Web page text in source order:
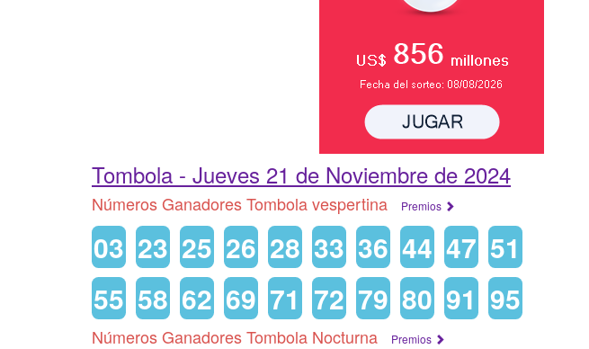
Tombola - Jueves 21 de Noviembre de 2024
Números Ganadores Tombola vespertina Premios
03 23 25 26 28 33 36 44 47 51
55 58 62 69 71 72 79 80 91 95
Números Ganadores Tombola Nocturna Premios